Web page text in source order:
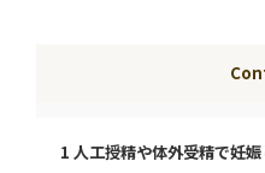
1 人工授精や体外受精で妊